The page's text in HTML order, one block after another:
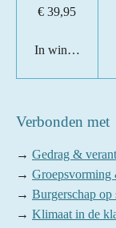
€ 39,95
In winkelwagen
Verbonden met
→ Gedrag &
→ Groepsvorming
→ Burgerschap op
→ Klimaat in de